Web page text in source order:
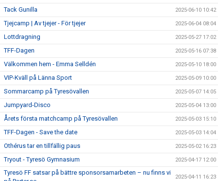
Tack Gunilla 2025-06-10 10:42
Tjejcamp | Av tjejer - För tjejer 2025-06-04 08:04
Lottdragning 2025-05-27 17:02
TFF-Dagen 2025-05-16 07:38
Välkommen hem - Emma Selldén 2025-05-10 18:00
VIP-Kväll på Länna Sport 2025-05-09 10:00
Sommarcamp på Tyresövallen 2025-05-07 14:05
Jumpyard-Disco 2025-05-04 13:00
Årets första matchcamp på Tyresövallen 2025-05-03 15:10
TFF-Dagen - Save the date 2025-05-03 14:04
Othérus tar en tillfällig paus 2025-05-02 16:23
Tryout - Tyresö Gymnasium 2025-04-17 12:00
Tyresö FF satsar på bättre sponsorsamarbeten – nu finns vi
2025-04-11 16:23